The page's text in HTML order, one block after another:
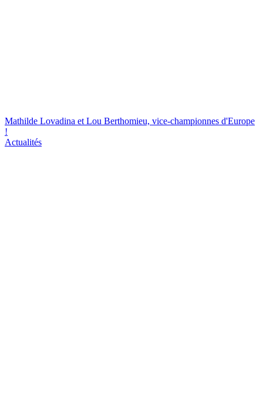
Mathilde Lovadina et Lou Berthomieu, vice-championnes d'Europe
!
Actualités